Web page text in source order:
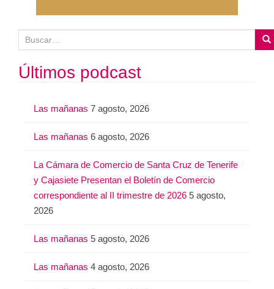
u
sÚltimos podcast
Las mañanas 7 agosto, 2026
Las mañanas 6 agosto, 2026
La Cámara de Comercio de Santa Cruz de Tenerife
y Cajasiete Presentan el Boletín de Comercio
correspondiente al II trimestre de 2026 5 agosto,
2026
Las mañanas 5 agosto, 2026
Las mañanas 4 agosto, 2026